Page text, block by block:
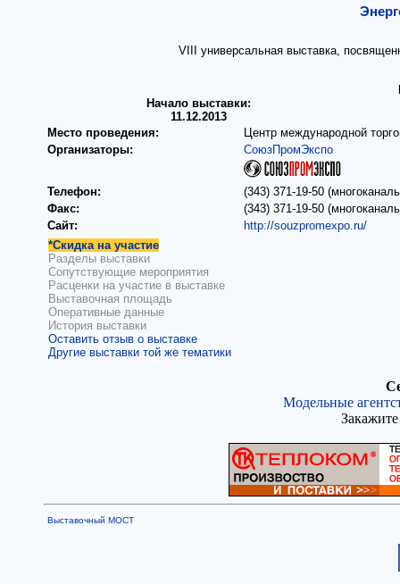
VIII универсальная выставка,
Начало выставки:
11.12.2013
Место проведения:
Центр международной
Организаторы:
СоюзПромЭкспо
Телефон:
(343) 371-19-50
Факс:
(343) 371-19-50
Сайт:
http://souzpromexpo.ru/
*Скидка на участие
Разделы выставки
Сопутствующие мероприятия
Расценки на участие в выставке
Выставочная площадь
Оперативные данные
История выставки
Оставить отзыв о выставке
Другие выставки той же тематики
Модельные
Выставочный МОСТ